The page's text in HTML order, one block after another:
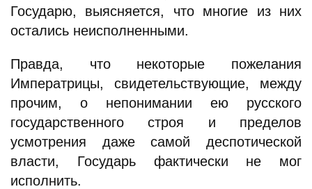
Государю, выясняется, что многие из них
остались неисполненными.
Правда, что некоторые пожелания
Императрицы, свидетельствующие, между
прочим, о непонимании ею русского
государственного строя и пределов
усмотрения даже самой деспотической
власти, Государь фактически не мог
исполнить.